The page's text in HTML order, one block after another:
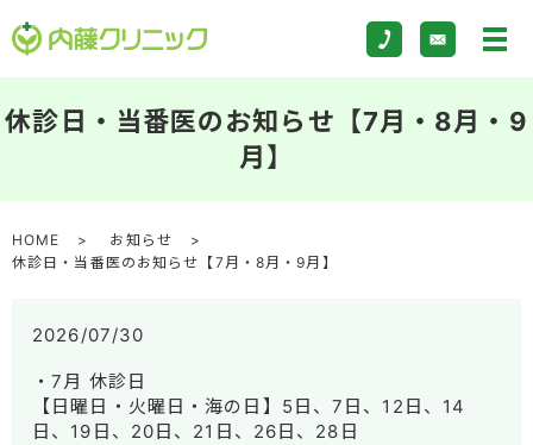
休診日・当番医のお知らせ【7月・8月・9
月】
HOME
お知らせ
休診日・当番医のお知らせ【7月・8月・9月】
2026/07/30
・7月 休診日
【日曜日・火曜日・海の日】5日、7日、12日、14
日、19日、20日、21日、26日、28日